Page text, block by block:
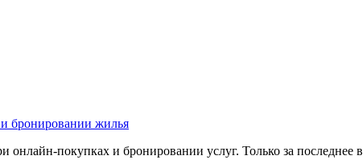
бронировании жилья
онлайн-покупках и бронировании услуг. Только за